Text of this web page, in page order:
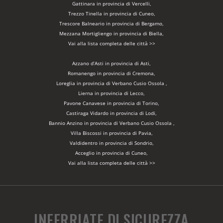
Gattinara in provincia di Vercelli,
Trezzo Tinella in provincia di Cuneo,
Trescore Balneario in provincia di Bergamo,
Mezzana Mortigliengo in provincia di Biella,
Vai alla lista completa delle città >>
Azzano d’Asti in provincia di Asti,
Romanengo in provincia di Cremona,
Loreglia in provincia di Verbano Cusio Ossola ,
Lierna in provincia di Lecco,
Pavone Canavese in provincia di Torino,
Castiraga Vidardo in provincia di Lodi,
Bannio Anzino in provincia di Verbano Cusio Ossola ,
Villa Biscossi in provincia di Pavia,
Valdidentro in provincia di Sondrio,
Acceglio in provincia di Cuneo,
Vai alla lista completa delle città >>